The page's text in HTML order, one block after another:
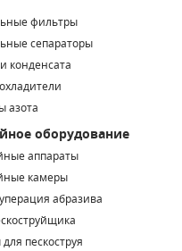
фильтры
сепараторы
конденсата
азота
оборудование
аппараты
камеры
абразива
пескоструя
ОБОРУДОВАНИЯ
НАСОСЫ
СТАНКИ
УПРАВЛЕНИЯ)
ДАВЛЕНИЯ
ДЛЯ КОМПРЕССОРОВ